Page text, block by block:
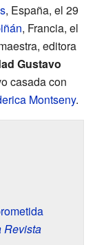
, España, el 29
, Francia, el
editora
Gustavo
casada con
Montseny.
Revista